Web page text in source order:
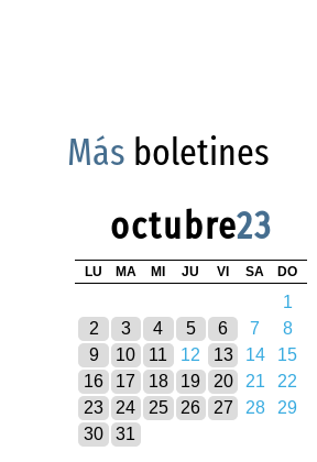
Más boletines
octubre23
LU MA MI JU VI SA DO
1
2
3 4 5 6 7
8
9
10 11 12 13 14
15
16
17 18 19 20 21
22
23
24 25 26 27 28
29
30
31